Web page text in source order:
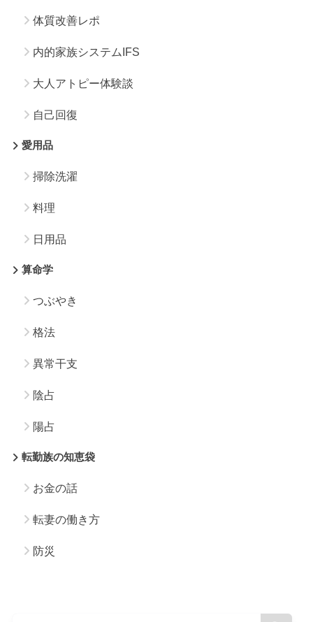
体質改善レポ
内的家族システムIFS
大人アトピー体験談
自己回復
愛用品
掃除洗濯
料理
日用品
算命学
つぶやき
格法
異常干支
陰占
陽占
転勤族の知恵袋
お金の話
転妻の働き方
防災